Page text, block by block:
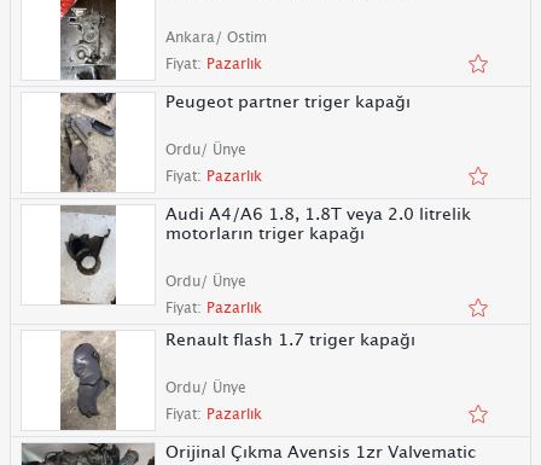
Ankara/ Ostim
Fiyat: Pazarlık
Peugeot partner triger kapağı
Ordu/ Ünye
Fiyat: Pazarlık
Audi A4/A6 1.8, 1.8T veya 2.0 litrelik
motorların triger kapağı
Ordu/ Ünye
Fiyat: Pazarlık
Renault flash 1.7 triger kapağı
Ordu/ Ünye
Fiyat: Pazarlık
Orijinal Çıkma Avensis 1zr Valvematic